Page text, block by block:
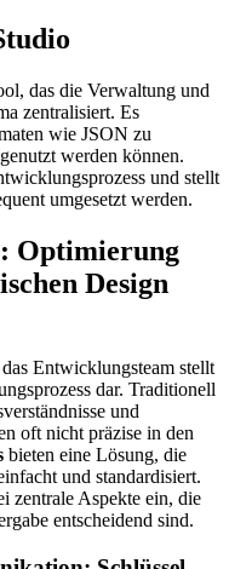
das die Verwaltung und
zentralisiert. Es
wie JSON zu
werden können.
und stellt
umgesetzt werden.
Optimierung
Design
Entwicklungsteam stellt
dar. Traditionell
und
oft nicht präzise in den
bieten eine Lösung, die
und standardisiert.
zentrale Aspekte ein, die
entscheidend sind.